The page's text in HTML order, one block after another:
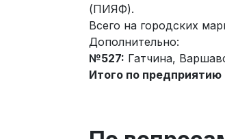
(ПИЯФ).
Всего на городских
Дополнительно:
№527: Гатчина,
Итого по предприятию